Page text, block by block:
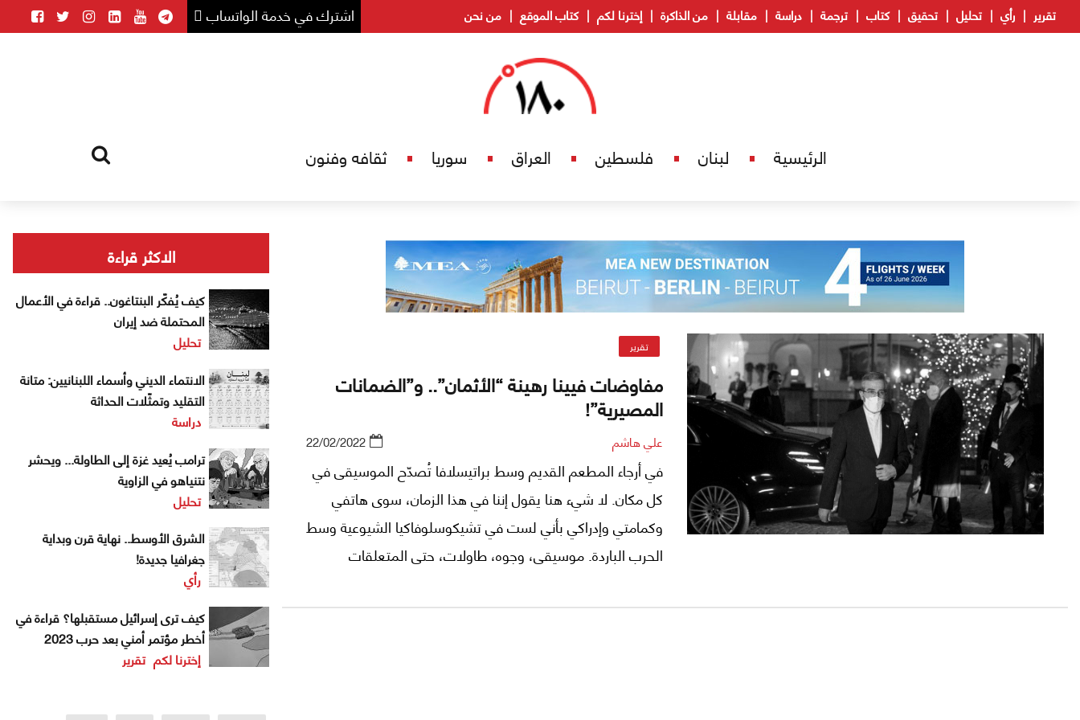
اشترك في خدمة الواتساب تقرير رأي تحليل تحقيق كتاب ترجمة دراسة مقابلة من الذاكرة إخترنا لكم كتاب الموقع من نحن
الرئيسية لبنان فلسطين العراق سوريا ثقافه وفنون
تقرير
مفاوضات فيينا رهينة “الأثمان”.. و”الضمانات
المصيرية”!
علي هاشم 22/02/2022
في أرجاء المطعم القديم وسط براتيسلافا تُصدّح الموسيقى في
كل مكان. لا شيء هنا يقول إننا في هذا الزمان، سوى هاتفي
وكمامتي وإدراكي بأني لست في تشيكوسلوفاكيا الشيوعية وسط
الحرب الباردة. موسيقى، وجوه، طاولات، حتى المتعلقات
لاستعادته في لحظة دولية حاسمة.
الاكثر قراءة
كيف يُفكّر البنتاغون.. قراءة في الأعمال
المحتملة ضد إيران
تحليل
الانتماء الديني وأسماء اللبنانيين: متانة
التقليد وتمثّلات الحداثة
دراسة
ترامب يُعيد غزة إلى الطاولة... ويحشر
نتنياهو في الزاوية
تحليل
الشرق الأوسط.. نهاية قرن وبداية
جغرافيا جديدة!
رأي
كيف ترى إسرائيل مستقبلها؟ قراءة في
أخطر مؤتمر أمني بعد حرب 2023
إخترنا لكم تقرير